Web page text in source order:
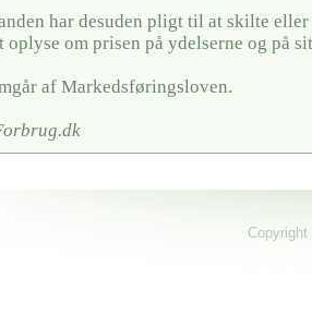
har desuden pligt til at skilte eller
om prisen på ydelserne og på
af Markedsføringsloven.